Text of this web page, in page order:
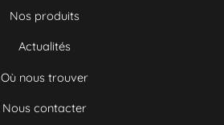
Nos produits
Actualités
Où nous trouver
Nous contacter